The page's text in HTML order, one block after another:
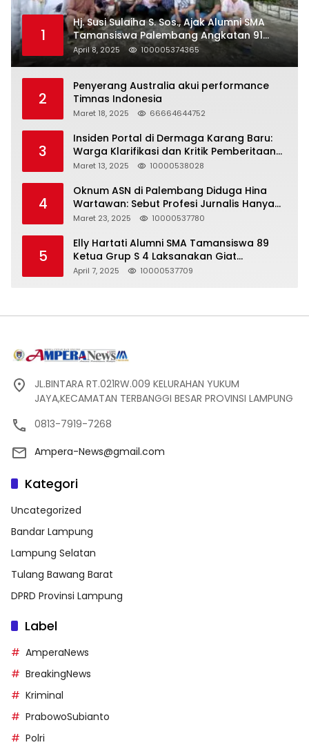
1
Hj. Susi Sulaiha S. Sos., Ajak Alumni SMA
Tamansiswa Palembang Angkatan 91
Halal Bihalal
April 8, 2025 100005374365
2
Penyerang Australia akui performance
Timnas Indonesia
Maret 18, 2025 66664644752
3
Insiden Portal di Dermaga Karang Baru:
Warga Klarifikasi dan Kritik Pemberitaan
yang Tidak Akurat
Maret 13, 2025 10000538028
4
Oknum ASN di Palembang Diduga Hina
Wartawan: Sebut Profesi Jurnalis Hanya
Seharga 2 Liter Bensin, Berujung Dugaan
Maret 23, 2025 10000537780
5
Elly Hartati Alumni SMA Tamansiswa 89
Ketua Grup S 4 Laksanakan Giat
Silaturahmi
April 7, 2025 10000537709
JL.BINTARA RT.021RW.009 KELURAHAN YUKUM
JAYA,KECAMATAN TERBANGGI BESAR PROVINSI LAMPUNG
0813-7919-7268
Ampera-News@gmail.com
Kategori
Uncategorized
Bandar Lampung
Lampung Selatan
Tulang Bawang Barat
DPRD Provinsi Lampung
Label
AmperaNews
BreakingNews
Kriminal
PrabowoSubianto
Polri